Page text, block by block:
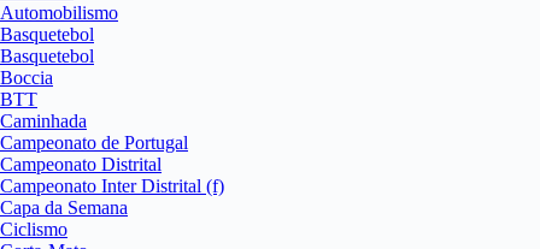
Automobilismo
Basquetebol
Basquetebol
Boccia
BTT
Caminhada
Campeonato de Portugal
Campeonato Distrital
Campeonato Inter Distrital (f)
Capa da Semana
Ciclismo